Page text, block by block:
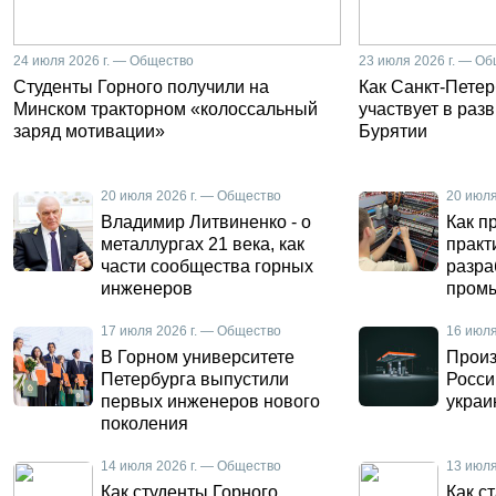
24 июля 2026 г. — Общество
Студенты Горного получили на
Минском тракторном «колоссальный
заряд мотивации»
23 июля 2026 г. —
Как Санкт-
участвует в
Бурятии
20 июля 2026 г. — Общество
Владимир Литвиненко - о
металлургах 21 века, как
части сообщества горных
инженеров
20
Как
17 июля 2026 г. — Общество
В Горном университете
Петербурга выпустили
первых инженеров нового
поколения
16
14 июля 2026 г. — Общество
Как студенты Горного
13
Как